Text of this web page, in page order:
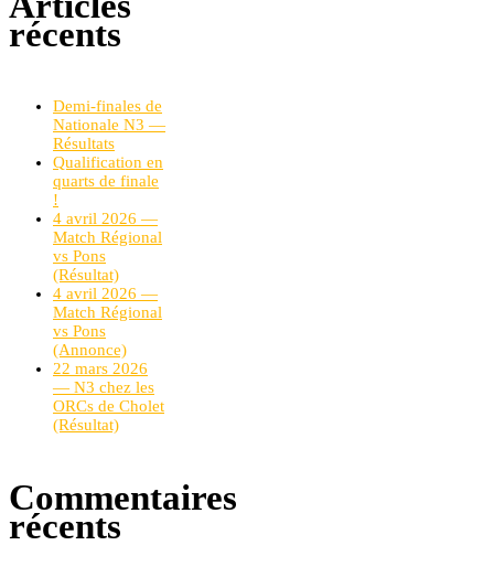
récents
Demi-finales de
Nationale N3 —
Résultats
Qualification en
quarts de finale
!
4 avril 2026 —
Match Régional
vs Pons
(Résultat)
4 avril 2026 —
Match Régional
vs Pons
(Annonce)
22 mars 2026
— N3 chez les
ORCs de Cholet
(Résultat)
Commentaires
récents